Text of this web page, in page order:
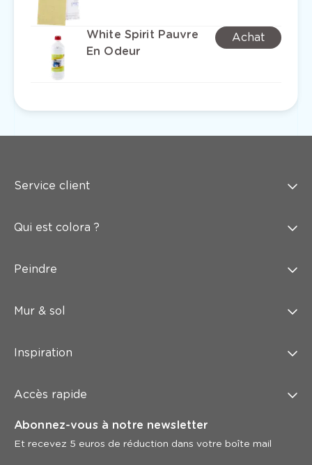
White Spirit Pauvre
En Odeur
Achat
Service client
Qui est colora ?
Peindre
Mur & sol
Inspiration
Accès rapide
Abonnez-vous à notre newsletter
Et recevez 5 euros de réduction dans votre boîte mail